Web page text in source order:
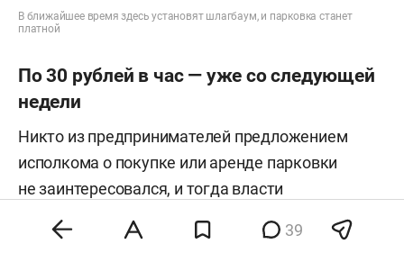
В ближайшее время здесь установят шлагбаум, и парковка станет
платной
По 30 рублей в час — уже со следующей
недели
Никто из предпринимателей предложением
исполкома о покупке или аренде парковки
не заинтересовался, и тогда власти
организовывали аукцион. Победителем стало
МУП «Благоустройство и озеленения города».
39